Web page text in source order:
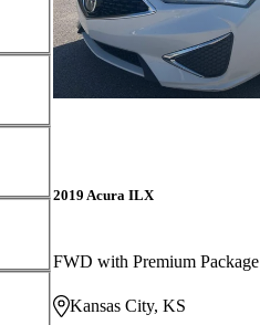
2019 Acura ILX
FWD with Premium Package
Kansas City, KS